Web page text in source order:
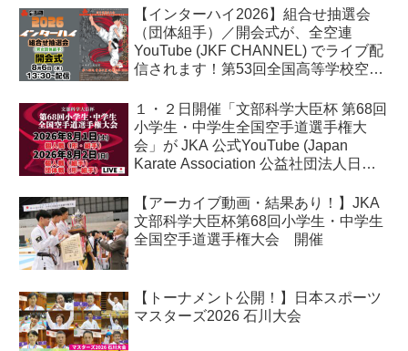
【インターハイ2026】組合せ抽選会
（団体組手）／開会式が、全空連
YouTube (JKF CHANNEL) でライブ配
信されます！第53回全国高等学校空手
１・２日開催「文部科学大臣杯 第68回
小学生・中学生全国空手道選手権大
会」が JKA 公式YouTube (Japan
Karate Association 公益社団法人日本
【アーカイブ動画・結果あり！】JKA
文部科学大臣杯第68回小学生・中学生
全国空手道選手権大会 開催
【トーナメント公開！】日本スポーツ
マスターズ2026 石川大会